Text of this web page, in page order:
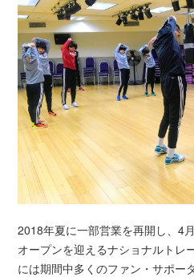
2018年夏に一部営業を再開し、4
オープンを迎えるナショナルトレ
には期間中多くのファン・サポー